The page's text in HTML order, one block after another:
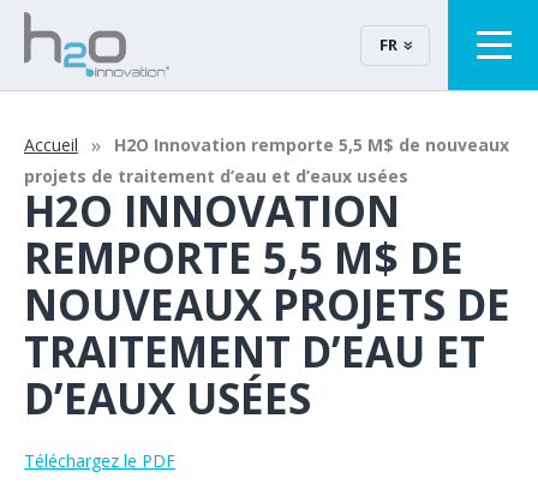
FR
Accueil
H2O Innovation remporte 5,5 M$ de nouveaux
projets de traitement d’eau et d’eaux usées
H2O INNOVATION
REMPORTE 5,5 M$ DE
NOUVEAUX PROJETS DE
TRAITEMENT D’EAU ET
D’EAUX USÉES
Téléchargez le PDF